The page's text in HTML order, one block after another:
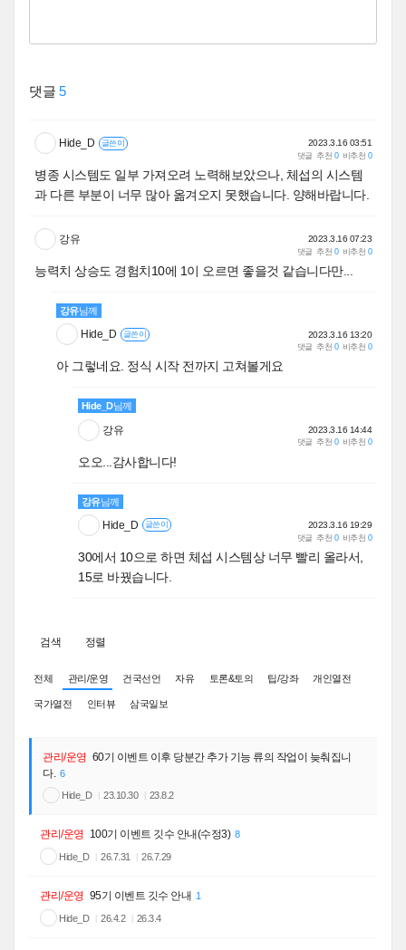
댓글 5
Hide_D 글쓴이 2023.3.16 03:51
댓글 추천 0 비추천 0
병종 시스템도 일부 가져오려 노력해보았으나, 체섭의 시스템
과 다른 부분이 너무 많아 옮겨오지 못했습니다. 양해바랍니다.
강유 2023.3.16 07:23
댓글 추천 0 비추천 0
능력치 상승도 경험치10에 1이 오르면 좋을것 같습니다만...
강유님께
Hide_D 글쓴이 2023.3.16 13:20
댓글 추천 0 비추천 0
아 그렇네요. 정식 시작 전까지 고쳐볼게요
Hide_D님께
강유 2023.3.16 14:44
댓글 추천 0 비추천 0
오오...감사합니다!
강유님께
Hide_D 글쓴이 2023.3.16 19:29
댓글 추천 0 비추천 0
30에서 10으로 하면 체섭 시스템상 너무 빨리 올라서,
15로 바꿨습니다.
검색 정렬
전체 관리/운영 건국선언 자유 토론&토의 팁/강좌 개인열전
국가열전 인터뷰 삼국일보
관리/운영 60기 이벤트 이후 당분간 추가 기능 류의 작업이 늦춰집니
다.
6
Hide_D 23.10.30 23.8.2
관리/운영 100기 이벤트 깃수 안내(수정3) 8
Hide_D 26.7.31 26.7.29
관리/운영 95기 이벤트 깃수 안내 1
Hide_D 26.4.2 26.3.4